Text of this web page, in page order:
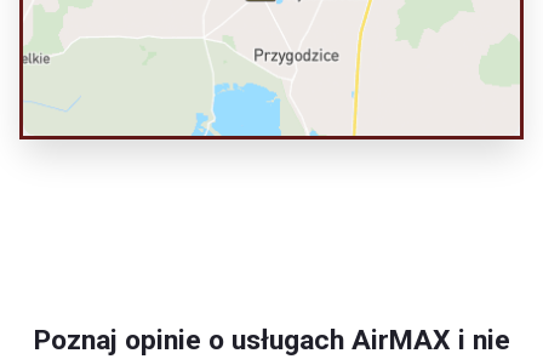
Poznaj opinie o usługach AirMAX i nie